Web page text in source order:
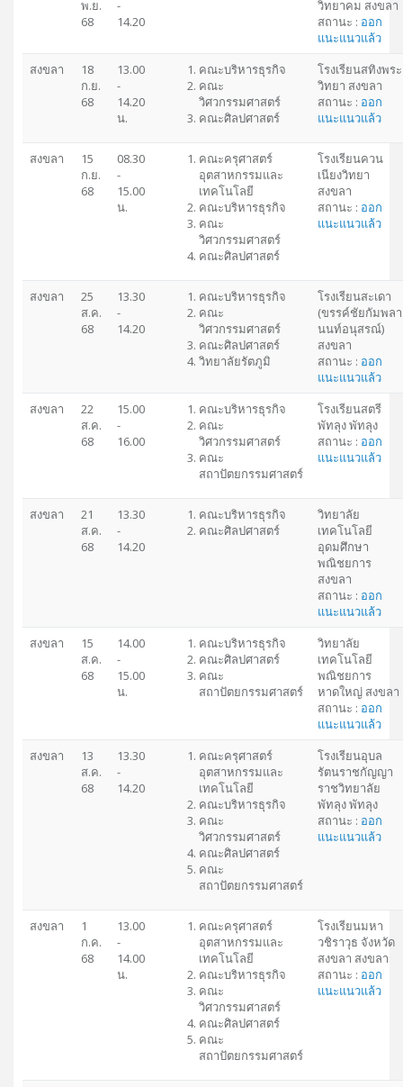
พ.ย.
68
-
14.20
วิทยาคม สงขลา
สถานะ : ออก
แนะแนวแล้ว
สงขลา
18
ก.ย.
68
13.00
-
14.20
น.
คณะบริหารธุรกิจ
คณะ
วิศวกรรมศาสตร์
คณะศิลปศาสตร์
โรงเรียนสทิงพระ
วิทยา สงขลา
สถานะ : ออก
แนะแนวแล้ว
สงขลา
15
ก.ย.
68
08.30
-
15.00
น.
คณะครุศาสตร์
อุตสาหกรรมและ
เทคโนโลยี
คณะบริหารธุรกิจ
คณะ
วิศวกรรมศาสตร์
คณะศิลปศาสตร์
โรงเรียนควน
เนียงวิทยา
สงขลา
สถานะ : ออก
แนะแนวแล้ว
สงขลา
25
ส.ค.
68
13.30
-
14.20
คณะบริหารธุรกิจ
คณะ
วิศวกรรมศาสตร์
คณะศิลปศาสตร์
วิทยาลัยรัตภูมิ
โรงเรียนสะเดา
(ขรรค์ชัยกัมพลา
นนท์อนุสรณ์)
สงขลา
สถานะ : ออก
แนะแนวแล้ว
สงขลา
22
ส.ค.
68
15.00
-
16.00
คณะบริหารธุรกิจ
คณะ
วิศวกรรมศาสตร์
คณะ
สถาปัตยกรรมศาสตร์
โรงเรียนสตรี
พัทลุง พัทลุง
สถานะ : ออก
แนะแนวแล้ว
สงขลา
21
ส.ค.
68
13.30
-
14.20
คณะบริหารธุรกิจ
คณะศิลปศาสตร์
วิทยาลัย
เทคโนโลยี
อุดมศึกษา
พณิชยการ
สงขลา
สถานะ : ออก
แนะแนวแล้ว
สงขลา
15
ส.ค.
68
14.00
-
15.00
น.
คณะบริหารธุรกิจ
คณะศิลปศาสตร์
คณะ
สถาปัตยกรรมศาสตร์
วิทยาลัย
เทคโนโลยี
พณิชยการ
หาดใหญ่ สงขลา
สถานะ : ออก
แนะแนวแล้ว
สงขลา
13
ส.ค.
68
13.30
-
14.20
คณะครุศาสตร์
อุตสาหกรรมและ
เทคโนโลยี
คณะบริหารธุรกิจ
คณะ
วิศวกรรมศาสตร์
คณะศิลปศาสตร์
คณะ
สถาปัตยกรรมศาสตร์
โรงเรียนอุบล
รัตนราชกัญญา
ราชวิทยาลัย
พัทลุง พัทลุง
สถานะ : ออก
แนะแนวแล้ว
สงขลา
1
ก.ค.
68
13.00
-
14.00
น.
คณะครุศาสตร์
อุตสาหกรรมและ
เทคโนโลยี
คณะบริหารธุรกิจ
คณะ
วิศวกรรมศาสตร์
คณะศิลปศาสตร์
คณะ
สถาปัตยกรรมศาสตร์
โรงเรียนมหา
วชิราวุธ จังหวัด
สงขลา สงขลา
สถานะ : ออก
แนะแนวแล้ว